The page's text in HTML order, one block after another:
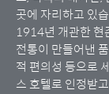
곳에 자리하고 있
1914년 개관한 현
전통이 만들어낸
적 편의성 등으로
스 호텔로 인정받